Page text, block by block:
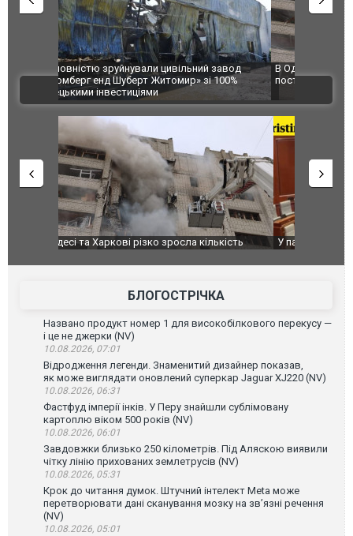
В Одесі та Харкові різко зросла кількість
постраждалих від обстрілу РФ
Ворог
двоє
після
ВІДЕО
У парламенті Косово прем'єра закидали яйцями
Приїхав
до
зіркового
БЛОГОСТРІЧКА
Названо продукт номер 1 для високобілкового перекусу —
і це не джерки (NV)
10.08.2026, 07:01
Відродження легенди. Знаменитий дизайнер показав,
як може виглядати оновлений суперкар Jaguar XJ220 (NV)
10.08.2026, 06:31
Фастфуд імперії інків. У Перу знайшли сублімовану
картоплю віком 500 років (NV)
10.08.2026, 06:01
Завдовжки близько 250 кілометрів. Під Аляскою виявили
чітку лінію прихованих землетрусів (NV)
10.08.2026, 05:31
Крок до читання думок. Штучний інтелект Meta може
перетворювати дані сканування мозку на зв’язні речення
(NV)
10.08.2026, 05:01